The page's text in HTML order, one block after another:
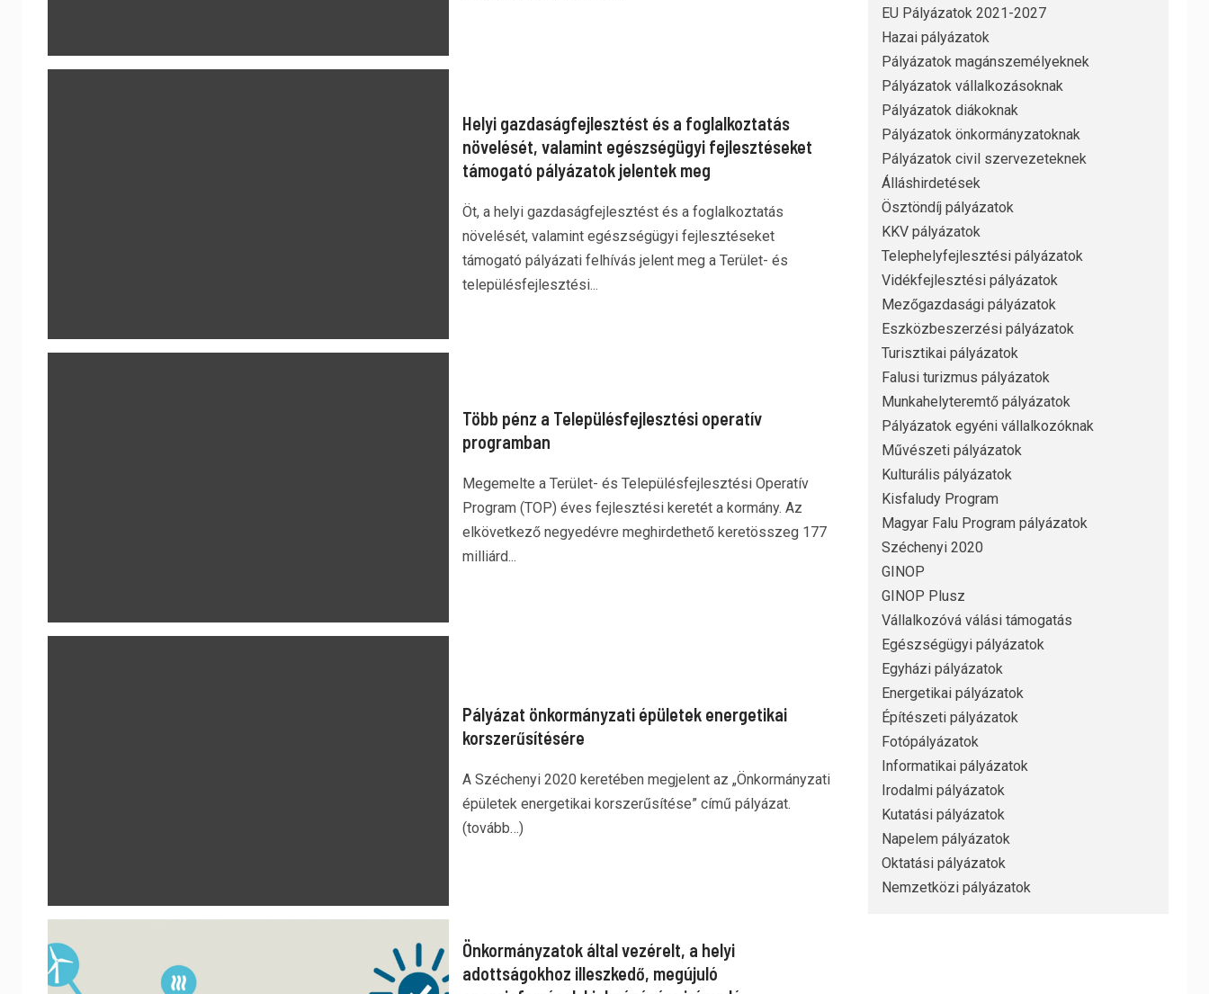
Helyi gazdaságfejlesztést és a foglalkoztatás
növelését, valamint egészségügyi fejlesztéseket
támogató pályázatok jelentek meg
Öt, a helyi gazdaságfejlesztést és a foglalkoztatás
növelését, valamint egészségügyi fejlesztéseket
támogató pályázati felhívás jelent meg a Terület- és
településfejlesztési...
Több pénz a Településfejlesztési operatív
programban
Megemelte a Terület- és Településfejlesztési Operatív
Program (TOP) éves fejlesztési keretét a kormány. Az
elkövetkező negyedévre meghirdethető keretösszeg 177
milliárd...
Pályázat önkormányzati épületek energetikai
korszerűsítésére
A Széchenyi 2020 keretében megjelent az „Önkormányzati
épületek energetikai korszerűsítése” című pályázat.
(tovább…)
Önkormányzatok által vezérelt, a helyi
adottságokhoz illeszkedő, megújuló
EU Pályázatok 2021-2027
Hazai pályázatok
Pályázatok magánszemélyeknek
Pályázatok vállalkozásoknak
Pályázatok diákoknak
Pályázatok önkormányzatoknak
Pályázatok civil szervezeteknek
Álláshirdetések
Ösztöndíj pályázatok
KKV pályázatok
Telephelyfejlesztési pályázatok
Vidékfejlesztési pályázatok
Mezőgazdasági pályázatok
Eszközbeszerzési pályázatok
Turisztikai pályázatok
Falusi turizmus pályázatok
Munkahelyteremtő pályázatok
Pályázatok egyéni vállalkozóknak
Művészeti pályázatok
Kulturális pályázatok
Kisfaludy Program
Magyar Falu Program pályázatok
Széchenyi 2020
GINOP
GINOP Plusz
Vállalkozóvá válási támogatás
Egészségügyi pályázatok
Egyházi pályázatok
Energetikai pályázatok
Építészeti pályázatok
Fotópályázatok
Informatikai pályázatok
Irodalmi pályázatok
Kutatási pályázatok
Napelem pályázatok
Oktatási pályázatok
Nemzetközi pályázatok